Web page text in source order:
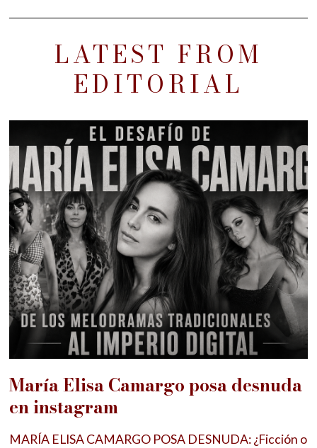
LATEST FROM
EDITORIAL
María Elisa Camargo posa desnuda
en instagram
MARÍA ELISA CAMARGO POSA DESNUDA: ¿Ficción o